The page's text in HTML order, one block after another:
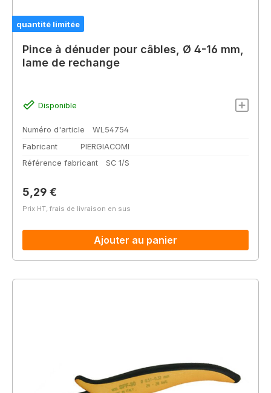
quantité limitée
Pince à dénuder pour câbles, Ø 4-16 mm,
lame de rechange
Disponible
Numéro d'article
WL54754
Fabricant
PIERGIACOMI
Référence fabricant
SC 1/S
Prix régulier :
5,29 €
Prix HT, frais de livraison en sus
Ajouter au panier